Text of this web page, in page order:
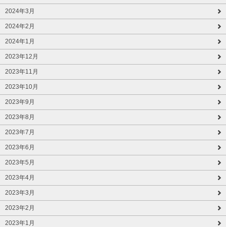
2024年3月
2024年2月
2024年1月
2023年12月
2023年11月
2023年10月
2023年9月
2023年8月
2023年7月
2023年6月
2023年5月
2023年4月
2023年3月
2023年2月
2023年1月